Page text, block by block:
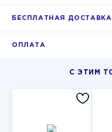
БЕСПЛАТНАЯ ДОСТАВКА
ОПЛАТА
С ЭТИМ